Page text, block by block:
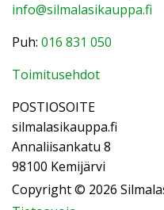
info@silmalasikauppa.fi
Puh: 016 831 050
Toimitusehdot
POSTIOSOITE
silmalasikauppa.fi
Annaliisankatu 8
98100 Kemijärvi
Copyright © 2026